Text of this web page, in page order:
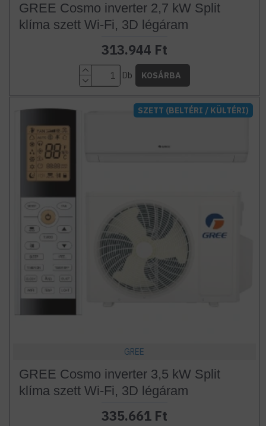
GREE Cosmo inverter 2,7 kW Split
klíma szett Wi-Fi, 3D légáram
313.944 Ft
Db KOSÁRBA
SZETT (BELTÉRI / KÜLTÉRI)
GREE
GREE Cosmo inverter 3,5 kW Split
klíma szett Wi-Fi, 3D légáram
335.661 Ft